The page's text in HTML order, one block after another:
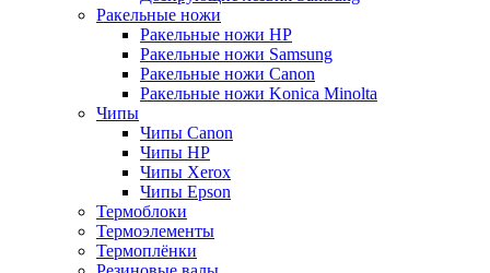
Ракельные ножи
Ракельные ножи HP
Ракельные ножи Samsung
Ракельные ножи Canon
Ракельные ножи Konica Minolta
Чипы
Чипы Canon
Чипы HP
Чипы Xerox
Чипы Epson
Термоблоки
Термоэлементы
Термоплёнки